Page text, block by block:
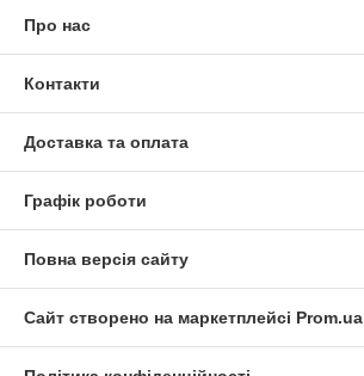
Про нас
Контакти
Доставка та оплата
Графік роботи
Повна версія сайту
Сайт створено на маркетплейсі Prom.ua